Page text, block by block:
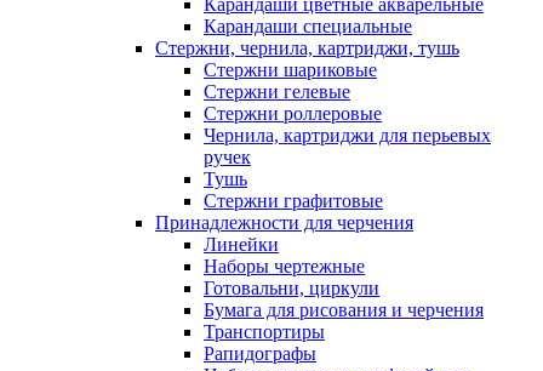
Карандаши цветные акварельные
Карандаши специальные
Стержни, чернила, картриджи, тушь
Стержни шариковые
Стержни гелевые
Стержни роллеровые
Чернила, картриджи для перьевых
ручек
Тушь
Стержни графитовые
Принадлежности для черчения
Линейки
Наборы чертежные
Готовальни, циркули
Бумага для рисования и черчения
Транспортиры
Рапидографы